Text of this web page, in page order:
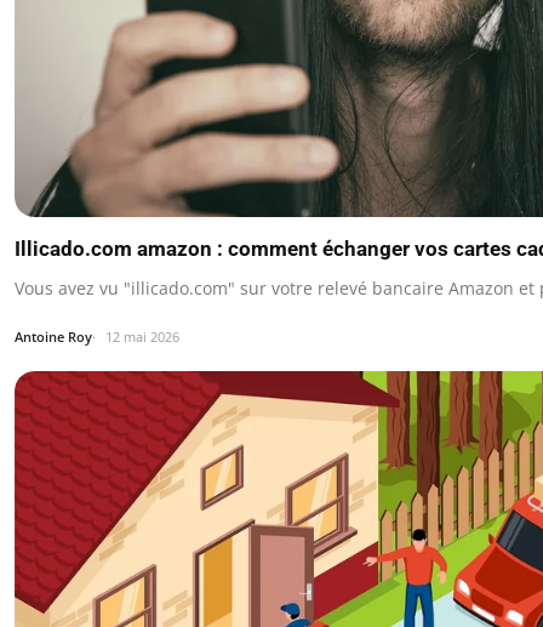
Illicado.com amazon : comment échanger vos cartes
Vous avez vu "illicado.com" sur votre relevé bancaire Amazon et
Antoine Roy 12 mai 2026